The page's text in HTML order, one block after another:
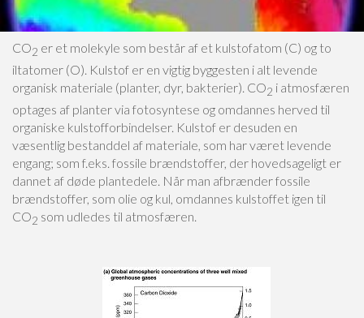
CO2 er et molekyle som består af et kulstofatom (C) og to
iltatomer (O). Kulstof er en vigtig byggesten i alt levende
organisk materiale (planter, dyr, bakterier). CO2 i atmosfæren
optages af planter via fotosyntese og omdannes herved til
organiske kulstofforbindelser. Kulstof er desuden en
væsentlig bestanddel af materiale, som har været levende
engang; som f.eks. fossile brændstoffer, der hovedsageligt er
dannet af døde plantedele. Når man afbrænder fossile
brændstoffer, som olie og kul, omdannes kulstoffet igen til
CO2 som udledes til atmosfæren.